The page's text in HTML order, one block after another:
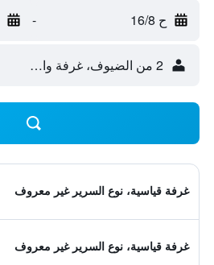
ح 16/8 -
2 من الضيوف، غرفة واحدة
غرفة قياسية، نوع السرير غير معروف
غرفة قياسية، نوع السرير غير معروف